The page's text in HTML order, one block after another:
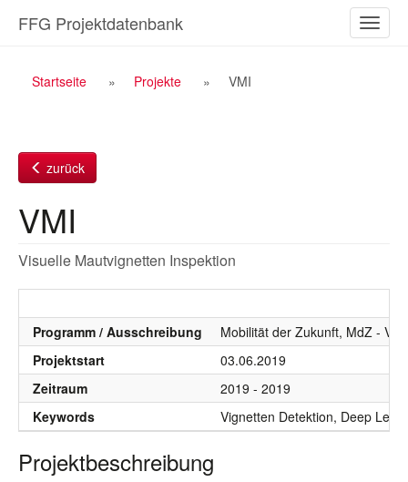
Inhalt
ein-/
FFG Projektdatenbank
Breadcrumb
Startseite Projekte VMI
zurück
VMI
Visuelle Mautvignetten Inspektion
Programm / Ausschreibung
Mobilität der Zukunft, MdZ -
Projektstart
03.06.2019
Zeitraum
2019 - 2019
Keywords
Vignetten Detektion, Deep
Projektbeschreibung